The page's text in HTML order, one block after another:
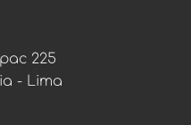
225
- Lima